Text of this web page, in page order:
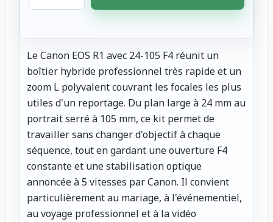
Le Canon EOS R1 avec 24-105 F4 réunit un
boîtier hybride professionnel très rapide et un
zoom L polyvalent couvrant les focales les plus
utiles d'un reportage. Du plan large à 24 mm au
portrait serré à 105 mm, ce kit permet de
travailler sans changer d'objectif à chaque
séquence, tout en gardant une ouverture F4
constante et une stabilisation optique
annoncée à 5 vitesses par Canon. Il convient
particulièrement au mariage, à l'événementiel,
au voyage professionnel et à la vidéo